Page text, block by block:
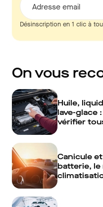
Adresse email
Désinscription en 1 clic à
On vous
Huile,
lave-glace
vérifier
Canicule
batterie, le